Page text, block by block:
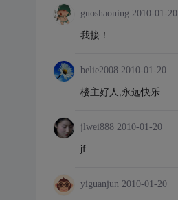
guoshaoning 2010-01-20
我接！
belie2008 2010-01-20
楼主好人,永远快乐
jlwei888 2010-01-20
jf
yiguanjun 2010-01-20